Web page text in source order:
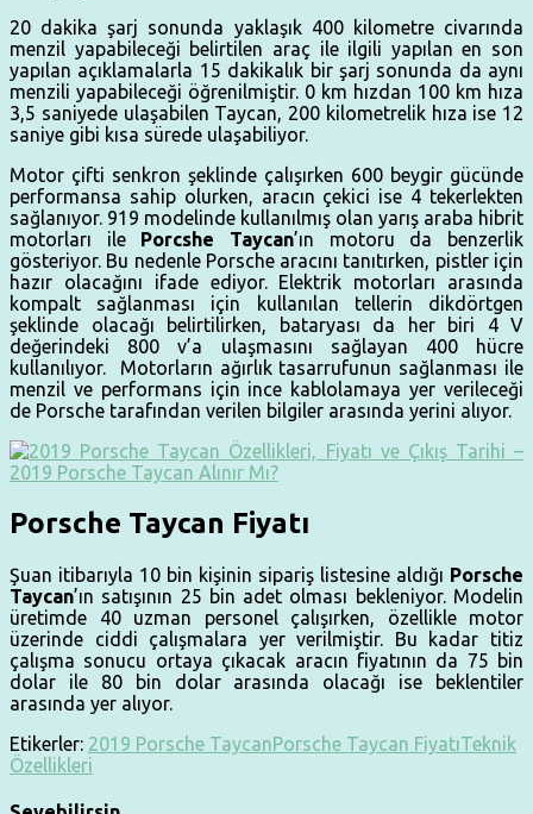
20 dakika şarj sonunda yaklaşık 400 kilometre civarında
menzil yapabileceği belirtilen araç ile ilgili yapılan en son
yapılan açıklamalarla 15 dakikalık bir şarj sonunda da aynı
menzili yapabileceği öğrenilmiştir. 0 km hızdan 100 km hıza
3,5 saniyede ulaşabilen Taycan, 200 kilometrelik hıza ise 12
saniye gibi kısa sürede ulaşabiliyor.
Motor çifti senkron şeklinde çalışırken 600 beygir gücünde
performansa sahip olurken, aracın çekici ise 4 tekerlekten
sağlanıyor. 919 modelinde kullanılmış olan yarış araba hibrit
motorları ile Porcshe Taycan’ın motoru da benzerlik
gösteriyor. Bu nedenle Porsche aracını tanıtırken, pistler için
hazır olacağını ifade ediyor. Elektrik motorları arasında
kompalt sağlanması için kullanılan tellerin dikdörtgen
şeklinde olacağı belirtilirken, bataryası da her biri 4 V
değerindeki 800 v’a ulaşmasını sağlayan 400 hücre
kullanılıyor. Motorların ağırlık tasarrufunun sağlanması ile
menzil ve performans için ince kablolamaya yer verileceği
de Porsche tarafından verilen bilgiler arasında yerini alıyor.
Porsche Taycan Fiyatı
Şuan itibarıyla 10 bin kişinin sipariş listesine aldığı Porsche
Taycan’ın satışının 25 bin adet olması bekleniyor. Modelin
üretimde 40 uzman personel çalışırken, özellikle motor
üzerinde ciddi çalışmalara yer verilmiştir. Bu kadar titiz
çalışma sonucu ortaya çıkacak aracın fiyatının da 75 bin
dolar ile 80 bin dolar arasında olacağı ise beklentiler
arasında yer alıyor.
Etikerler: 2019 Porsche TaycanPorsche Taycan FiyatıTeknik
Özellikleri